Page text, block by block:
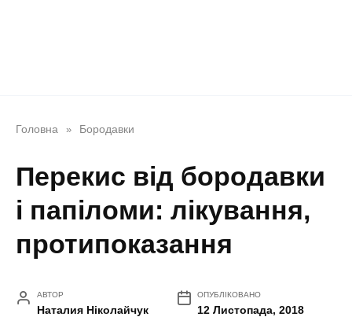
Головна » Бородавки
Перекис від бородавки
і папіломи: лікування,
протипоказання
АВТОР
Наталия Ніколайчук
ОПУБЛІКОВАНО
12 Листопада, 2018